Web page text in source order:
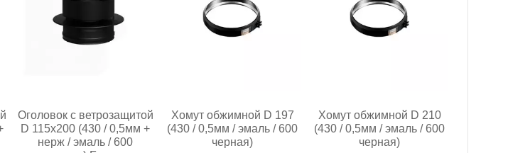
Оголовок с ветрозащитой
D 115х200 (430 / 0,5мм +
нерж / эмаль / 600
Хомут обжимной D 197
(430 / 0,5мм / эмаль / 600
черная)
Хомут обжимной D 210
(430 / 0,5мм / эмаль / 600
черная)